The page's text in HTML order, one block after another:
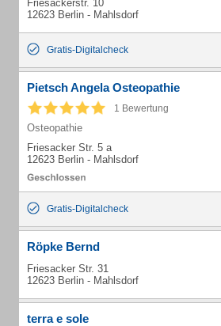
Friesackerstr. 10
12623 Berlin - Mahlsdorf
Gratis-Digitalcheck
Pietsch Angela Osteopathie
1 Bewertung
Osteopathie
Friesacker Str. 5 a
12623 Berlin - Mahlsdorf
Gratis-Digitalcheck
Röpke Bernd
Friesacker Str. 31
12623 Berlin - Mahlsdorf
terra e sole